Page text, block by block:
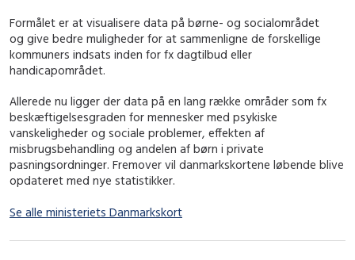
Formålet er at visualisere data på børne- og socialområdet
og give bedre muligheder for at sammenligne de forskellige
kommuners indsats inden for fx dagtilbud eller
handicapområdet.
Allerede nu ligger der data på en lang række områder som fx
beskæftigelsesgraden for mennesker med psykiske
vanskeligheder og sociale problemer, effekten af
misbrugsbehandling og andelen af børn i private
pasningsordninger. Fremover vil danmarkskortene løbende blive
opdateret med nye statistikker.
Se alle ministeriets Danmarkskort